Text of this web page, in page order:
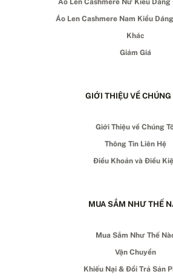
Áo Len Cashmere Nam Kiểu
Khác
Giảm Giá
GIỚI THIỆU VỀ CHÚNG
Giới Thiệu về Chúng
Thông Tin Liên Hệ
Điều Khoản và Điều
MUA SẮM NHƯ THẾ
Mua Sắm Như Thế
Vận Chuyển
Khiếu Nại & Đổi Trả Sản